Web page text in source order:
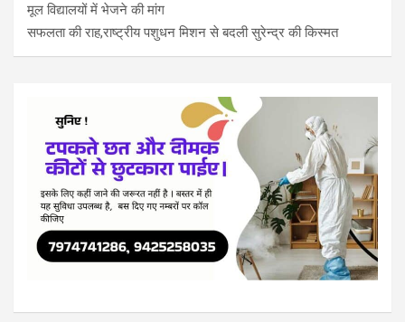
मूल विद्यालयों में भेजने की मांग
सफलता की राह,राष्ट्रीय पशुधन मिशन से बदली सुरेन्द्र की किस्मत